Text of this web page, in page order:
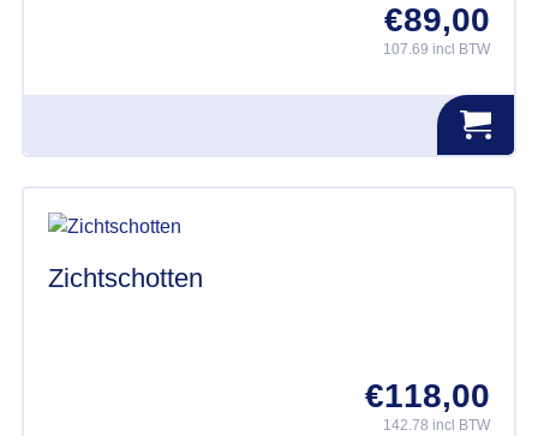
€89,00
107.69 incl BTW
Zichtschotten
€118,00
142.78 incl BTW